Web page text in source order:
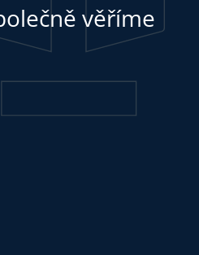
věříme